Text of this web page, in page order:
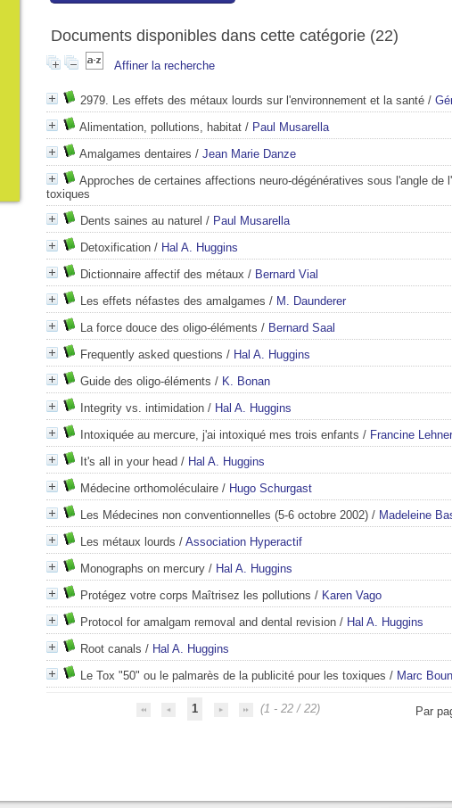
Documents disponibles dans cette catégorie (22)
Affiner la recherche
2979. Les effets des métaux lourds sur l'environnement et la santé /
Alimentation, pollutions, habitat / Paul Musarella
Amalgames dentaires / Jean Marie Danze
Approches de certaines affections neuro-dégénératives sous l'angle de
toxiques
Dents saines au naturel / Paul Musarella
Detoxification / Hal A. Huggins
Dictionnaire affectif des métaux / Bernard Vial
Les effets néfastes des amalgames / M. Daunderer
La force douce des oligo-éléments / Bernard Saal
Frequently asked questions / Hal A. Huggins
Guide des oligo-éléments / K. Bonan
Integrity vs. intimidation / Hal A. Huggins
Intoxiquée au mercure, j'ai intoxiqué mes trois enfants / Francine
It's all in your head / Hal A. Huggins
Médecine orthomoléculaire / Hugo Schurgast
Les Médecines non conventionnelles (5-6 octobre 2002) / Madeleine
Les métaux lourds / Association Hyperactif
Monographs on mercury / Hal A. Huggins
Protégez votre corps Maîtrisez les pollutions / Karen Vago
Protocol for amalgam removal and dental revision / Hal A. Huggins
Root canals / Hal A. Huggins
Le Tox "50" ou le palmarès de la publicité pour les toxiques / Marc
1 (1 - 22 / 22) Par